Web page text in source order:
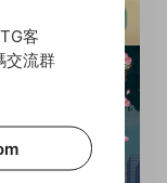
客
交流群